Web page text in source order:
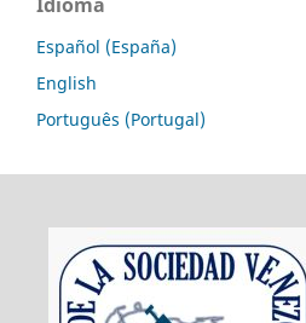
Español (España)
English
Português (Portugal)